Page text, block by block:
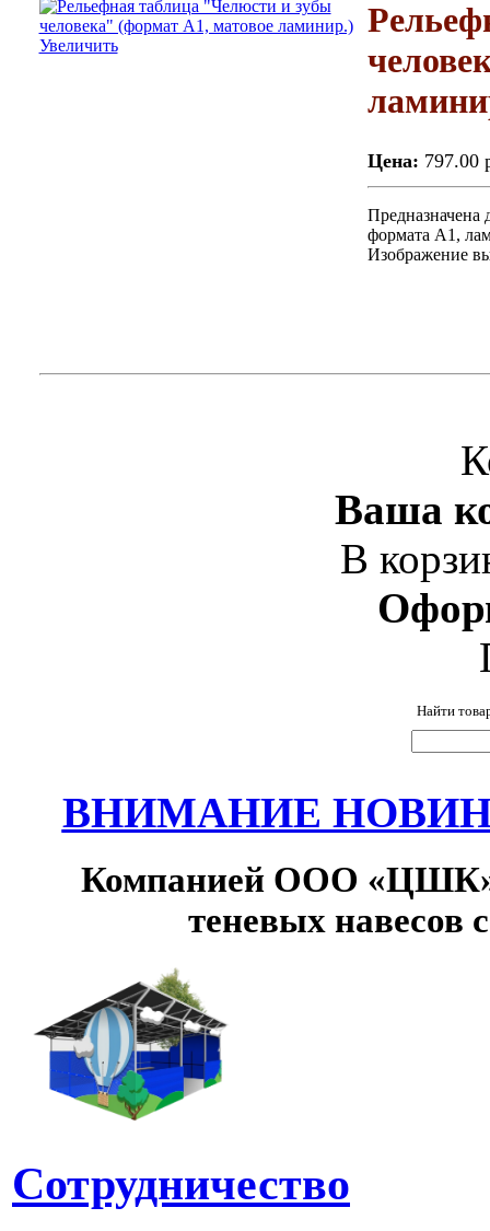
Увеличить
Цена: 797.00
Предназначена
формата А1,
Изображение
Ваша
В
Найти
ВНИМАНИЕ
Компанией ООО «ЦШК»
теневых навесов
Сотрудничество